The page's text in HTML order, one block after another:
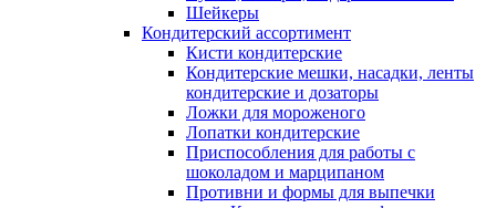
Шейкеры
Кондитерский ассортимент
Кисти кондитерские
Кондитерские мешки, насадки, ленты
кондитерские и дозаторы
Ложки для мороженого
Лопатки кондитерские
Приспособления для работы с
шоколадом и марципаном
Противни и формы для выпечки